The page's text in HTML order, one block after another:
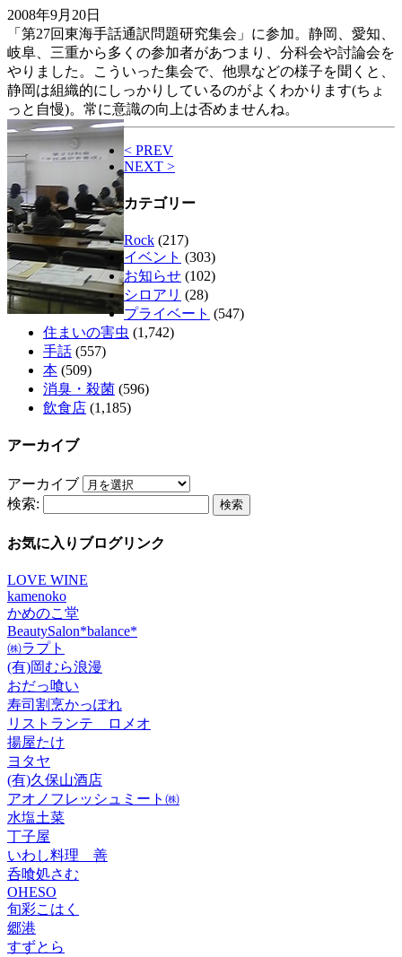
2008年9月20日
「第27回東海手話通訳問題研究集会」に参加。静岡、愛知、
岐阜、三重から多くの参加者があつまり、分科会や討論会を
やりました。こういった集会で、他県などの様子を聞くと、
静岡は組織的にしっかりしているのがよくわかります(ちょ
っと自慢)。常に意識の向上は否めませんね。
< PREV
NEXT >
カテゴリー
Rock (217)
イベント (303)
お知らせ (102)
シロアリ (28)
プライベート (547)
住まいの害虫 (1,742)
手話 (557)
本 (509)
消臭・殺菌 (596)
飲食店 (1,185)
アーカイブ
アーカイブ
検索:
お気に入りブログリンク
LOVE WINE
kamenoko
かめのこ堂
BeautySalon*balance*
㈱ラプト
(有)岡むら浪漫
おだっ喰い
寿司割烹かっぽれ
リストランテ ロメオ
揚屋たけ
ヨタヤ
(有)久保山酒店
アオノフレッシュミート㈱
水塩土菜
丁子屋
いわし料理 善
呑喰処さむ
OHESO
旬彩こはく
郷港
すずとら